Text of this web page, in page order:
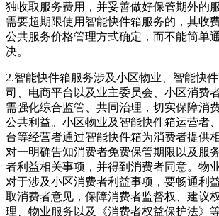
独收取服务费用，并妥善做好保管期外的
需要超期限使用智能快件箱服务的，其收
公共服务价格管理方式确定，而不能简单
决。
2.智能快件箱服务涉及小区物业、智能快
司、电商平台以及业主委员会、小区消费
需强化综合监管、共同治理，切实保障消
公共利益。小区物业及智能快件箱运营者
台等经营者通过智能快件箱为消费者提供
对一明确告知消费者免费保管期限以及服
者利益相关事项，并得到消费者同意。物
对于涉及小区消费者利益事项，要畅通利
取消费者意见，保障消费者监督权、建议
理、物业服务以及《消费者权益保护法》